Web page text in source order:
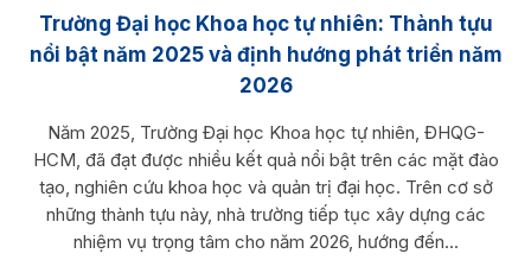
Trường Đại học Khoa học tự nhiên: Thành tựu
nổi bật năm 2025 và định hướng phát triển năm
2026
Năm 2025, Trường Đại học Khoa học tự nhiên, ĐHQG-
HCM, đã đạt được nhiều kết quả nổi bật trên các mặt đào
tạo, nghiên cứu khoa học và quản trị đại học. Trên cơ sở
những thành tựu này, nhà trường tiếp tục xây dựng các
nhiệm vụ trọng tâm cho năm 2026, hướng đến...